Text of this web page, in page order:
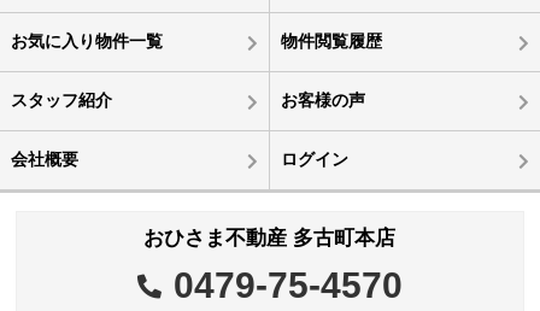
お気に入り物件一覧 物件閲覧履歴
スタッフ紹介 お客様の声
会社概要 ログイン
おひさま不動産 多古町本店
0479-75-4570